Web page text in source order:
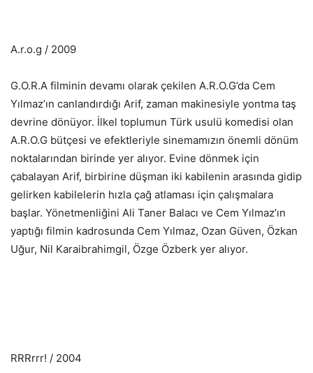
A.r.o.g / 2009
G.O.R.A filminin devamı olarak çekilen A.R.O.G’da Cem
Yılmaz’ın canlandırdığı Arif, zaman makinesiyle yontma taş
devrine dönüyor. İlkel toplumun Türk usulü komedisi olan
A.R.O.G bütçesi ve efektleriyle sinemamızın önemli dönüm
noktalarından birinde yer alıyor. Evine dönmek için
çabalayan Arif, birbirine düşman iki kabilenin arasında gidip
gelirken kabilelerin hızla çağ atlaması için çalışmalara
başlar. Yönetmenliğini Ali Taner Balacı ve Cem Yılmaz’ın
yaptığı filmin kadrosunda Cem Yılmaz, Ozan Güven, Özkan
Uğur, Nil Karaibrahimgil, Özge Özberk yer alıyor.
RRRrrr! / 2004